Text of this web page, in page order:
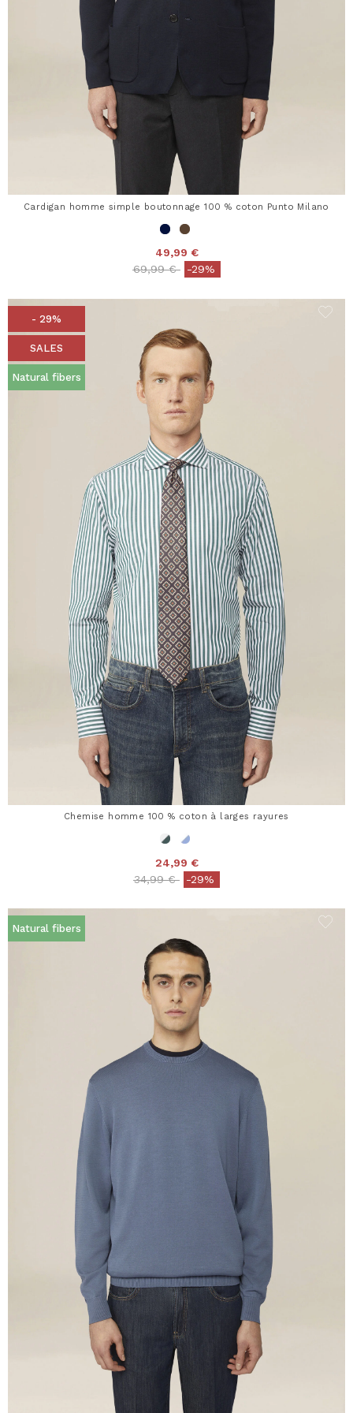
Cardigan homme simple boutonnage 100 % coton Punto Milano
49,99 €
Price reduced from
69,99 €to-29%
- 29%
SALES
Natural fibers
Chemise homme 100 % coton à larges rayures
24,99 €
Price reduced from
34,99 €to-29%
Natural fibers